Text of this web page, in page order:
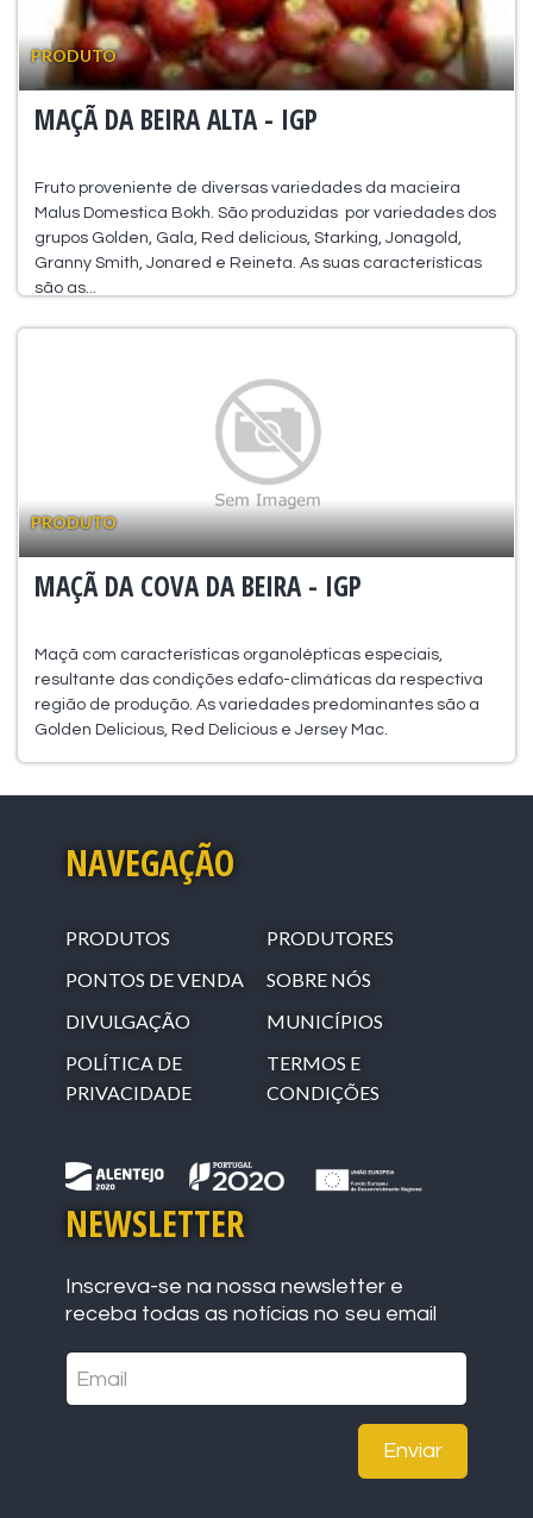
PRODUTO
MAÇÃ DA BEIRA ALTA - IGP
Fruto proveniente de diversas variedades da macieira
Malus Domestica Bokh. São produzidas por variedades dos
grupos Golden, Gala, Red delicious, Starking, Jonagold,
Granny Smith, Jonared e Reineta. As suas características
são as...
PRODUTO
MAÇÃ DA COVA DA BEIRA - IGP
Maçã com características organolépticas especiais,
resultante das condições edafo-climáticas da respectiva
região de produção. As variedades predominantes são a
Golden Delicious, Red Delicious e Jersey Mac.
NAVEGAÇÃO
PRODUTOS
PRODUTORES
PONTOS DE VENDA
SOBRE NÓS
DIVULGAÇÃO
MUNICÍPIOS
POLÍTICA DE
PRIVACIDADE
TERMOS E
CONDIÇÕES
NEWSLETTER
Inscreva-se na nossa newsletter e
receba todas as notícias no seu email
Enviar